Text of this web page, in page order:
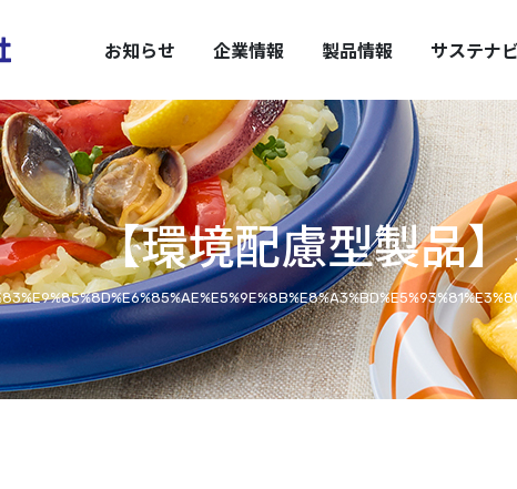
お知らせ 企業情報
CHUO REPORT
製品情報
安全・安心の提供
サステナ
【環境配慮型製品